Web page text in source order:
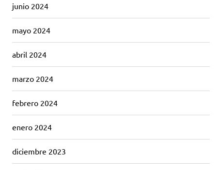
junio 2024
mayo 2024
abril 2024
marzo 2024
febrero 2024
enero 2024
diciembre 2023